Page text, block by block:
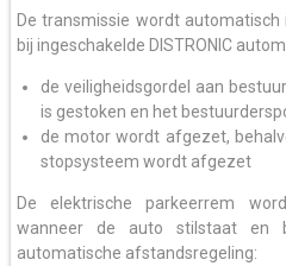
De transmissie wordt automatisch
bij ingeschakelde DISTRONIC
de veiligheidsgordel aan
is gestoken en het
de motor wordt afgezet,
stopsysteem wordt afgezet
De elektrische parkeerrem
wanneer de auto stilstaat en
automatische afstandsregeling: